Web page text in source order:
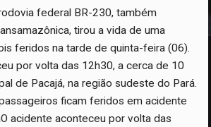
federal BR-230, também
tirou a vida de uma
feridos na tarde de quinta-feira (06).
por volta das 12h30, a cerca de 10
de Pacajá, na região sudeste do Pará.
ficam feridos em acidente
acidente aconteceu por volta das